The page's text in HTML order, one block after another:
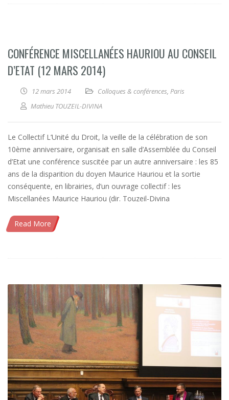
CONFÉRENCE MISCELLANÉES HAURIOU AU CONSEIL
D’ETAT (12 MARS 2014)
12 mars 2014 Colloques & conférences, Paris
Mathieu TOUZEIL-DIVINA
Le Collectif L’Unité du Droit, la veille de la célébration de son
10ème anniversaire, organisait en salle d’Assemblée du Conseil
d’Etat une conférence suscitée par un autre anniversaire : les 85
ans de la disparition du doyen Maurice Hauriou et la sortie
conséquente, en librairies, d’un ouvrage collectif : les
Miscellanées Maurice Hauriou (dir. Touzeil-Divina
Read More